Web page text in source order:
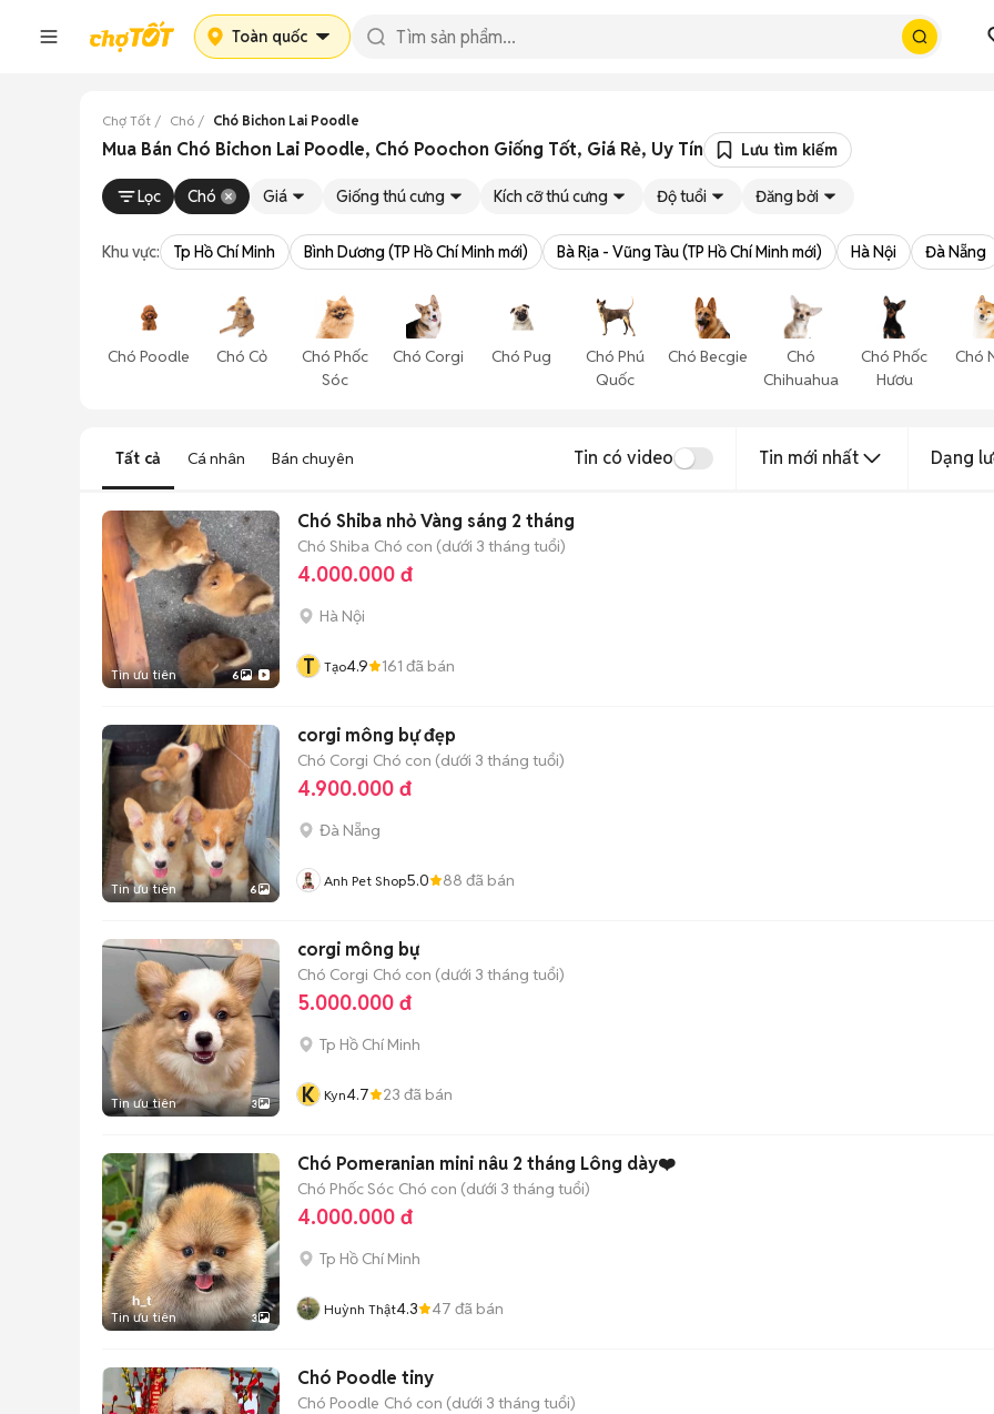
Toàn quốc
Chợ Tốt Chó Chó Bichon Lai Poodle
Mua Bán Chó Bichon Lai Poodle, Chó Poochon Giống Tốt, Giá Rẻ, Uy Tín Lưu tìm kiếm
Lọc Chó Giá Giống thú cưng Kích cỡ thú cưng Độ tuổi Đăng bởi
Khu vực: Tp Hồ Chí Minh Bình Dương (TP Hồ Chí Minh mới) Bà Rịa - Vũng Tàu (TP Hồ Chí Minh mới) Hà Nội Đà Nẵng
Chó Poodle Chó Cỏ
Chó Phốc
Sóc
Chó Corgi Chó Pug
Chó Phú
Quốc
Chó Becgie
Chó
Chihuahua
Chó Phốc
Hươu
Chó
Tất cả Cá nhân Bán chuyên Tin có video Tin mới nhất Dạng
Tin ưu tiên 6
Chó Shiba nhỏ Vàng sáng 2 tháng
Chó Shiba Chó con (dưới 3 tháng tuổi)
4.000.000 đ
Hà Nội
T Tạo4.9 161 đã bán
Tin ưu tiên 6
corgi mông bự đẹp
Chó Corgi Chó con (dưới 3 tháng tuổi)
4.900.000 đ
Đà Nẵng
Anh Pet Shop5.0 88 đã bán
Tin ưu tiên 3
corgi mông bự
Chó Corgi Chó con (dưới 3 tháng tuổi)
5.000.000 đ
Tp Hồ Chí Minh
K Kyn4.7 23 đã bán
Tin ưu tiên 3
Chó Pomeranian mini nâu 2 tháng Lông dày❤️
Chó Phốc Sóc Chó con (dưới 3 tháng tuổi)
4.000.000 đ
Tp Hồ Chí Minh
Huỳnh Thật4.3 47 đã bán
Chó Poodle tiny
Chó Poodle Chó con (dưới 3 tháng tuổi)